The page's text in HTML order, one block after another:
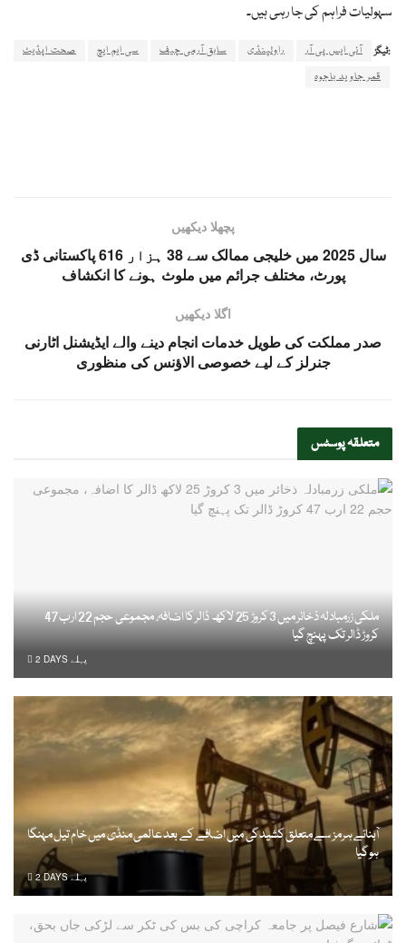
سہولیات فراہم کی جا رہی ہیں۔
ٹیگز: آئی ایس پی آر راولپنڈی سابق آرمی چیف سی ایم ایچ
صحت اپڈیٹ
قمر جاوید باجوہ
پچھلا دیکھیں
سال 2025 میں خلیجی ممالک سے 38 ہزار 616 پاکستانی ڈی
پورٹ، مختلف جرائم میں ملوث ہونے کا انکشاف
اگلا دیکھیں
صدر مملکت کی طویل خدمات انجام دینے والے ایڈیشنل اٹارنی
جنرلز کے لیے خصوصی الاؤنس کی منظوری
متعلقہپوسٹس
ملکی زرمبادلہ ذخائر میں 3 کروڑ 25 لاکھ ڈالر کا اضافہ، مجموعی حجم 22 ارب 47
کروڑ ڈالر تک پہنچ گیا
2 DAYS پہلے
آبنائے ہرمز سے متعلق کشیدگی میں اضافے کے بعد عالمی منڈی میں خام تیل مہنگا
ہوگیا
2 DAYS پہلے